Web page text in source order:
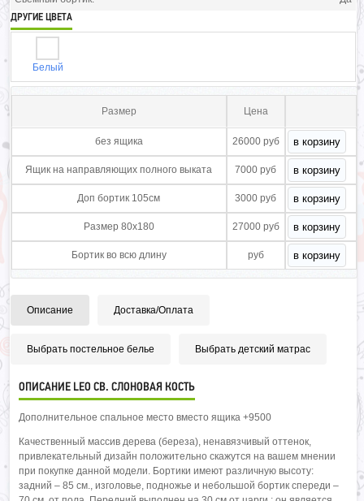
ДРУГИЕ ЦВЕТА
Белый
Размер Цена
без ящика 26000 руб
Ящик на направляющих полного выката 7000 руб
Доп бортик 105см 3000 руб
Размер 80х180 27000 руб
Бортик во всю длину руб
Описание Доставка/Оплата
Выбрать постельное белье Выбрать детский матрас
ОПИСАНИЕ LEO СВ. СЛОНОВАЯ КОСТЬ
Дополнительное спальное место вместо ящика +9500
Качественный массив дерева (береза), ненавязчивый оттенок,
привлекательный дизайн положительно скажутся на вашем мнении
при покупке данной модели. Бортики имеют различную высоту:
задний – 85 см., изголовье, подножье и небольшой бортик спереди –